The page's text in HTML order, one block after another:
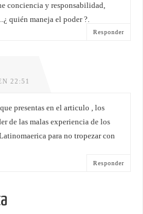
conciencia y responsabilidad,
quién maneja el poder ?.
Responder
22:51
presentas en el articulo , los
de las malas experiencia de los
para no tropezar con
Responder